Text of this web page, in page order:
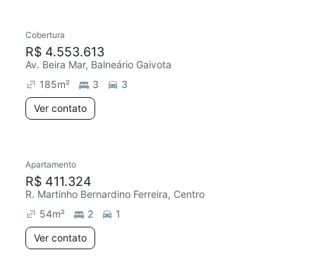
Cobertura
R$ 4.553.613
Av. Beira Mar, Balneário Gaivota
185m² 3
3
Ver contato
Redecorar
Apartamento
R$ 411.324
R. Martinho Bernardino Ferreira, Centro
54m² 2
1
Ver contato